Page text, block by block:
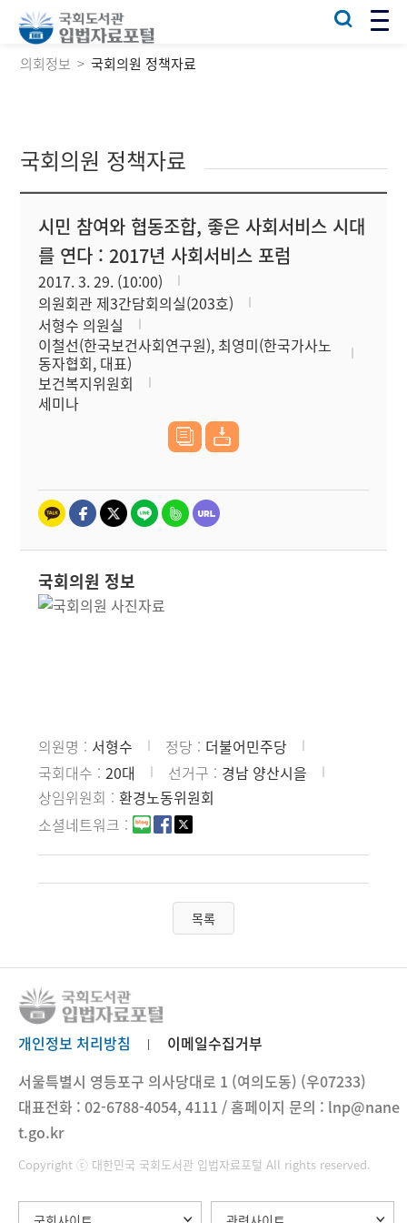
의회정보 국회의원 정책자료
국회의원 정책자료
시민 참여와 협동조합, 좋은 사회서비스 시대
를 연다 : 2017년 사회서비스 포럼
2017. 3. 29. (10:00)
의원회관 제3간담회의실(203호)
서형수 의원실
이철선(한국보건사회연구원), 최영미(한국가사노
동자협회, 대표)
보건복지위원회
세미나
국회의원 정보
의원명 서형수 정당
더불어민주당
국회대수
20대 선거구
경남 양산시을
상임위원회
환경노동위원회
소셜네트워크
목록
개인정보 처리방침
이메일수집거부
서울특별시 영등포구 의사당대로 1 (여의도동) (우07233)
대표전화 : 02-6788-4054, 4111 / 홈페이지 문의 : lnp@nane
t.go.kr
Copyright ⓒ 대한민국 국회도서관 입법자료포털 All rights reserved.